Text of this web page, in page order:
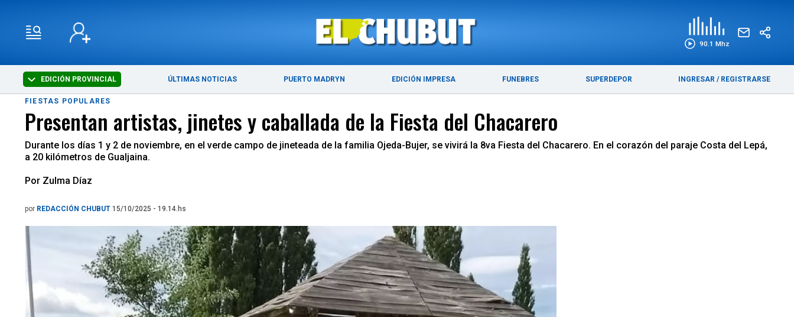
90.1 Mhz
EDICIÓN PROVINCIAL ÚLTIMAS NOTICIAS PUERTO MADRYN EDICIÓN IMPRESA FUNEBRES SUPERDEPOR INGRESAR / REGISTRARSE
ÚLTIMAS NOTICIAS PUERTO MADRYN
FIESTAS POPULARES
Presentan artistas, jinetes y caballada de la Fiesta del Chacarero
Durante los días 1 y 2 de noviembre, en el verde campo de jineteada de la familia Ojeda-Bujer, se vivirá la 8va Fiesta del Chacarero. En el corazón del paraje Costa del Lepá,
a 20 kilómetros de Gualjaina.
Por Zulma Díaz
por REDACCIÓN CHUBUT 15/10/2025 - 19.14.hs